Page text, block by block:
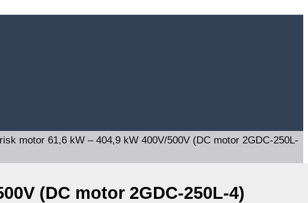
motor 61,6 kW – 404,9 kW 400V/500V (DC motor 2GDC-250L-
(DC motor 2GDC-250L-4)